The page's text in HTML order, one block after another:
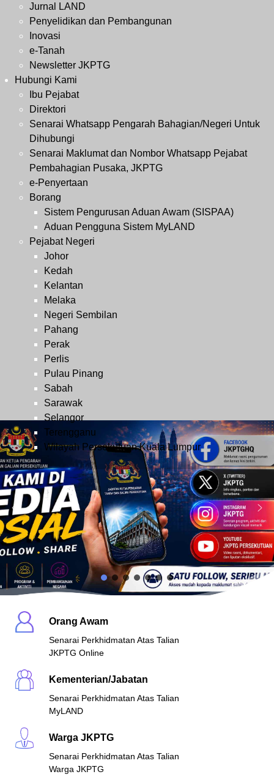
Jurnal LAND
Penyelidikan dan Pembangunan
Inovasi
e-Tanah
Newsletter JKPTG
Hubungi Kami
Ibu Pejabat
Direktori
Senarai Whatsapp Pengarah Bahagian/Negeri Untuk
Dihubungi
Senarai Maklumat dan Nombor Whatsapp Pejabat
Pembahagian Pusaka, JKPTG
e-Penyertaan
Borang
Sistem Pengurusan Aduan Awam (SISPAA)
Aduan Pengguna Sistem MyLAND
Pejabat Negeri
Johor
Kedah
Kelantan
Melaka
Negeri Sembilan
Pahang
Perak
Perlis
Pulau Pinang
Sabah
Sarawak
Selangor
Terengganu
Wilayah Persekutuan Kuala Lumpur
Orang Awam
Senarai Perkhidmatan Atas Talian
JKPTG Online
Kementerian/Jabatan
Senarai Perkhidmatan Atas Talian
MyLAND
Warga JKPTG
Senarai Perkhidmatan Atas Talian
Warga JKPTG